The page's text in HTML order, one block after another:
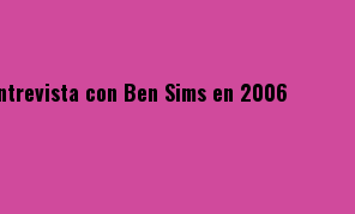
con Ben Sims en 2006